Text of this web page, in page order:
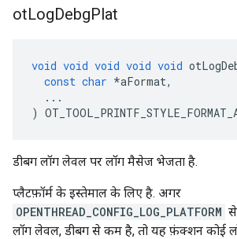
otLogDebgPlat
void void void void void
const char *aFormat,
...
)
डीबग लॉग लेवल पर लॉग मैसेज भेजता है.
प्लैटफ़ॉर्म के इस्तेमाल के लिए है. अगर
OPENTHREAD_CONFIG_LOG_PLATFORM
लॉग लेवल, डीबग से कम है, तो यह फ़ंक्शन कोई